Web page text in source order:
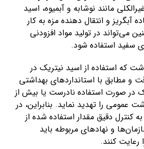
مانند نوشابه و آبمیوه، اسید
آبگریز و انتقال دهنده مزه به کار
می‌تواند در تولید مواد افزودنی
سفید استفاده شود.
که استفاده از اسید نیتریک در
و مطابق با استانداردهای بهداشتی
در صورت استفاده نادرست یا بیش از
عمومی را تهدید نماید. بنابراین، در
کنترل دقیق مقدار استفاده شده از
و نهادهای مربوطه باید
رعایت کنند.